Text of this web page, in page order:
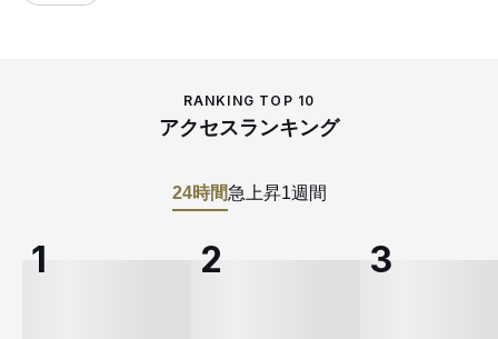
RANKING TOP 10
アクセスランキング
24時間急上昇1週間